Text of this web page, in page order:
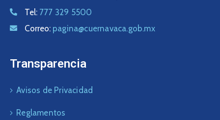
Tel: 777 329 5500
Correo: pagina@cuernavaca.gob.mx
Transparencia
Avisos de Privacidad
Reglamentos